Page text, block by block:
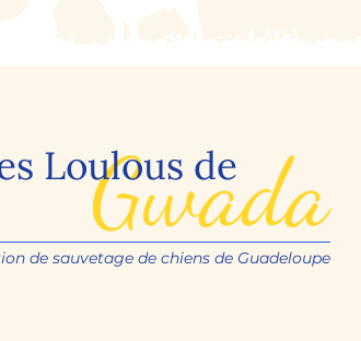
Gwada
Loulous de
de sauvetage de chiens de Guadeloupe